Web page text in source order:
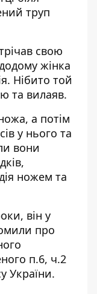
труп
свою
жінка
Нібито той
та вилаяв.
а потім
у нього та
вони
ножем та
він у
про
п.6, ч.2
України.